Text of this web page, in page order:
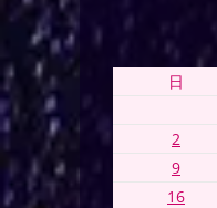
日
2
9
16